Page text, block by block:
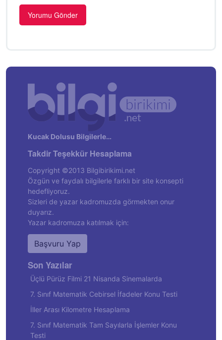
Kucak Dolusu Bilgilerle…
Takdir Teşekkür Hesaplama
Copyright ©2013 Bilgibirikimi.net
Özgün ve faydalı bilgilerle farklı bir site konsepti
hedefliyoruz.
Sizleri de yazar kadromuzda görmekten onur
duyarız.
Yazar kadromuza katılmak için:
Başvuru Yap
Son Yazılar
Üçlü Pürüz Filmi 21 Nisanda Sinemalarda
7. Sınıf Matematik Cebirsel İfadeler Konu Testi
İller Arası Kilometre Hesaplama
7. Sınıf Matematik Tam Sayılarla İşlemler Konu
Testi